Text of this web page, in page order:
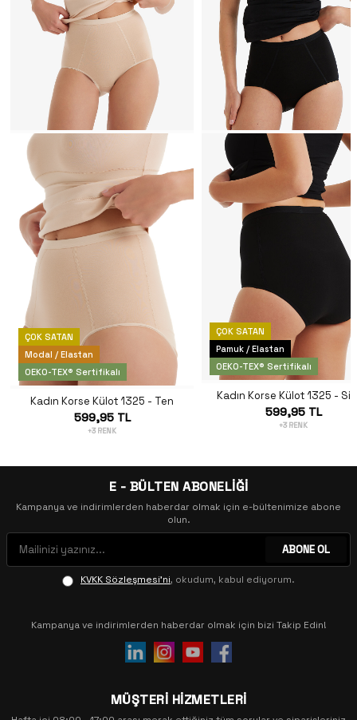
ÇOK SATAN
Modal / Elastan
OEKO-TEX® Sertifikalı
Kadın Korse Külot 1325 - Ten
599,95 TL
+3 RENK
ÇOK SATAN
Pamuk / Elastan
OEKO-TEX® Sertifikalı
Kadın Korse Külot 1325 -
599,95 TL
+3 RENK
E - BÜLTEN ABONELİĞİ
Kampanya ve indirimlerden haberdar olmak için e-bültenimize abone
olun.
ABONE OL
KVKK Sözleşmesi'ni, okudum, kabul ediyorum.
Kampanya ve indirimlerden haberdar olmak için bizi Takip Edin!
MÜŞTERİ HİZMETLERİ